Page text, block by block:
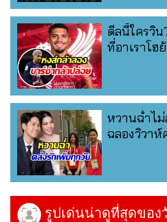
ดีลนี้ใครวิ
ที่อาเราโฮ
หวานฉ่ำไ
ฉลองวิวาห์
รูปเด่นน่าดูที่สุดของ